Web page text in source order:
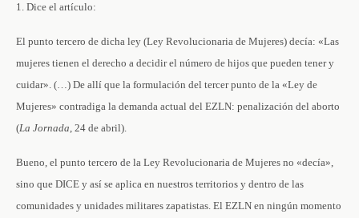
1. Dice el artículo:
El punto tercero de dicha ley (Ley Revolucionaria de Mujeres) decía: «Las
mujeres tienen el derecho a decidir el número de hijos que pueden tener y
cuidar». (…) De allí que la formulación del tercer punto de la «Ley de
Mujeres» contradiga la demanda actual del EZLN: penalización del aborto
(La Jornada, 24 de abril).
Bueno, el punto tercero de la Ley Revolucionaria de Mujeres no «decía»,
sino que DICE y así se aplica en nuestros territorios y dentro de las
comunidades y unidades militares zapatistas. El EZLN en ningún momento